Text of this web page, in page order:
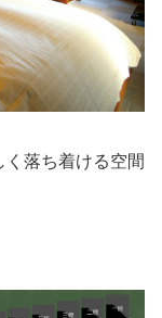
落ち着ける空間